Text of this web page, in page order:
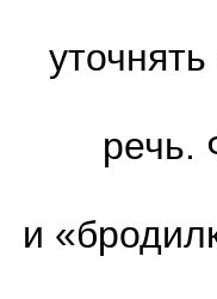
речь.
и